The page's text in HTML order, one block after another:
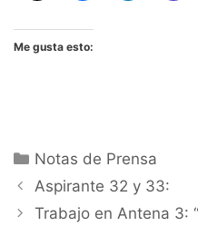
Me gusta esto:
Categorías
Notas de Prensa
Aspirante 32 y 33:
Trabajo en Antena 3: